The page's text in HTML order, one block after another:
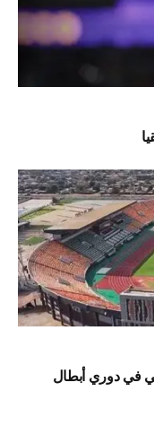
في دوري أبطال